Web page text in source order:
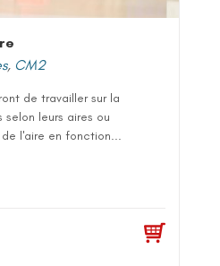
, CM2
de travailler sur la
leurs aires ou
l'aire en fonction...